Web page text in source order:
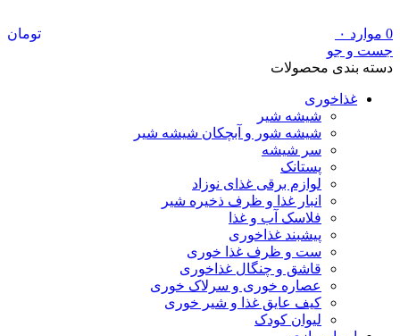
0 موارد ۰
تومان
جست و جو
دسته بندی محصولات
غذاخوری
شیشه شیر
شیشه ‌شور و آبچکان شیشه‌ شیر
سر شیشه
پستانک
لوازم برقی غذای نوزاد
انبار غذا و ظرف ذخیره شیر
فلاسک آب و غذا
پیشبند غذاخوری
ست و ظرف غذا خوری
قاشق و چنگال غذاخوری
عصاره خوری و سرلاک خوری
کیف عایق غذا و شیر خوری
لیوان کودک